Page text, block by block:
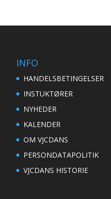
INFO
HANDELSBETINGELSER
INSTUKTØRER
NYHEDER
KALENDER
OM VJCDANS
PERSONDATAPOLITIK
VJCDANS HISTORIE